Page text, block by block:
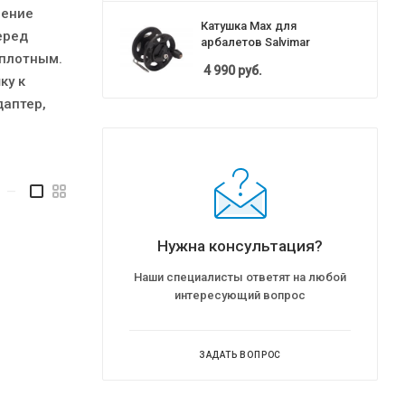
к
Катушка Max для
арбалетов Salvimar
4 990руб.
Нужна консультация?
Наши специалисты ответят на любой
интересующий вопрос
ЗАДАТЬ ВОПРОС